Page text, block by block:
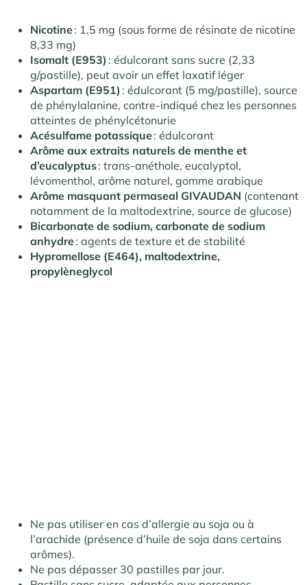
Nicotine: 1,5 mg (sous forme de résinate de nicotine
8,33 mg)
Isomalt (E953) : édulcorant sans sucre (2,33
g/pastille), peut avoir un effet laxatif léger
Aspartam (E951) : édulcorant (5 mg/pastille), source
de phénylalanine, contre-indiqué chez les personnes
atteintes de phénylcétonurie
Acésulfame potassique: édulcorant
Arôme aux extraits naturels de menthe et
d’eucalyptus: trans-anéthole, eucalyptol,
lévomenthol, arôme naturel, gomme arabique
Arôme masquant permaseal GIVAUDAN (contenant
notamment de la maltodextrine, source de glucose)
Bicarbonate de sodium, carbonate de sodium
anhydre: agents de texture et de stabilité
Hypromellose (E464), maltodextrine,
propylèneglycol
Ne pas utiliser en cas d’allergie au soja ou à
l’arachide (présence d’huile de soja dans certains
arômes).
Ne pas dépasser 30 pastilles par jour.